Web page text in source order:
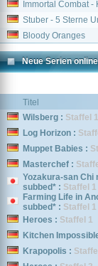
Immortal Combat
Stuber - 5 Sterne
Bloody Oranges
Neue Serien
Titel
Wilsberg : Staffel 1
Log Horizon :
Muppet Babies :
Masterchef :
Yozakura-san Chi
subbed* : Staffel 1
Farming Life in
subbed* : Staffel 1
Heroes : Staffel 1
Kitchen
Krapopolis :